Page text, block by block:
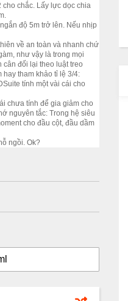
chắc. Lấy lực dọc chia
độ 5m trở lên. Nếu nhịp
về an toàn và nhanh chứ
như vậy là trong mọi
đối lại theo luật treo
hay tham khảo tỉ lệ 3/4:
tính một vài cái cho
chưa tính để gia giảm cho
nguyên tắc: Trong hệ siêu
cho đầu cột, đầu dầm
ngồi. Ok?